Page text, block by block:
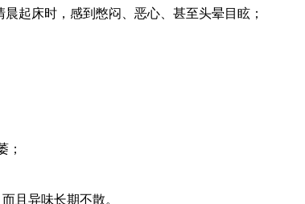
晨起床时，感到憋闷、恶心、甚至头晕目眩；
；
且异味长期不散。